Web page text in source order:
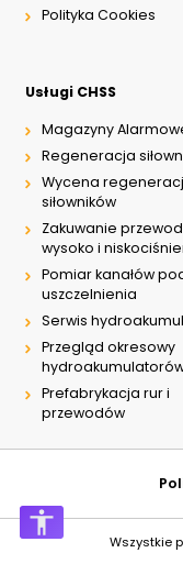
Polityka Cookies
Usługi CHSS
Magazyny
Regeneracja
Wycena
siłowników
Zakuwanie
wysoko i
Pomiar kanałów
uszczelnienia
Serwis
Przegląd okresowy
Prefabrykacja rur i
przewodów
Wszystkie